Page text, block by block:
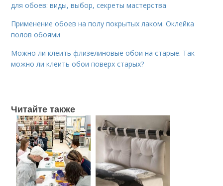
для обоев: виды, выбор, секреты мастерства
Применение обоев на полу покрытых лаком. Оклейка
полов обоями
Можно ли клеить флизелиновые обои на старые. Так
можно ли клеить обои поверх старых?
Читайте также